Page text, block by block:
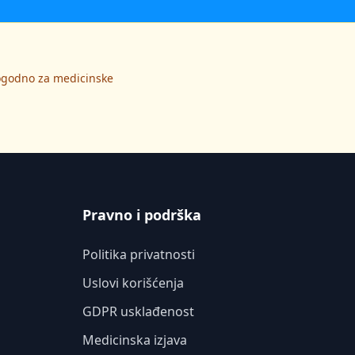
za medicinske
Pravno i podrška
Politika privatnosti
Uslovi korišćenja
GDPR usklađenost
Medicinska izjava